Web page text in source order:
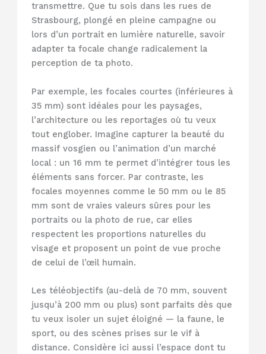
transmettre. Que tu sois dans les rues de
Strasbourg, plongé en pleine campagne ou
lors d’un portrait en lumière naturelle, savoir
adapter ta focale change radicalement la
perception de ta photo.
Par exemple, les focales courtes (inférieures à
35 mm) sont idéales pour les paysages,
l’architecture ou les reportages où tu veux
tout englober. Imagine capturer la beauté du
massif vosgien ou l’animation d’un marché
local : un 16 mm te permet d’intégrer tous les
éléments sans forcer. Par contraste, les
focales moyennes comme le 50 mm ou le 85
mm sont de vraies valeurs sûres pour les
portraits ou la photo de rue, car elles
respectent les proportions naturelles du
visage et proposent un point de vue proche
de celui de l’œil humain.
Les téléobjectifs (au-delà de 70 mm, souvent
jusqu’à 200 mm ou plus) sont parfaits dès que
tu veux isoler un sujet éloigné — la faune, le
sport, ou des scènes prises sur le vif à
distance. Considère ici aussi l’espace dont tu